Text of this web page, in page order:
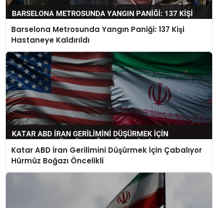
Barselona Metrosunda Yangın Paniği: 137 Kişi
Hastaneye Kaldırıldı
Katar ABD İran Gerilimini Düşürmek İçin Çabalıyor
Hürmüz Boğazı Öncelikli